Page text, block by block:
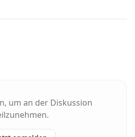
um an der Diskussion